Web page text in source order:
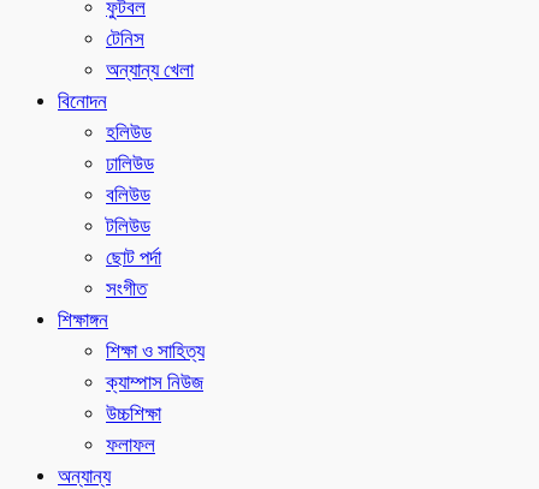
ফুটবল
টেনিস
অন্যান্য খেলা
বিনোদন
হলিউড
ঢালিউড
বলিউড
টলিউড
ছোট পর্দা
সংগীত
শিক্ষাঙ্গন
শিক্ষা ও সাহিত্য
ক্যাম্পাস নিউজ
উচ্চশিক্ষা
ফলাফল
অন্যান্য